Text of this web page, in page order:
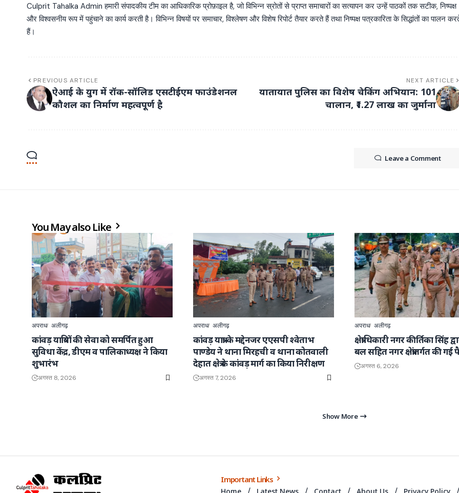
Culprit Tahalka Admin हमारी संपादकीय टीम का आधिकारिक प्रोफ़ाइल है, जो विभिन्न स्रोतों से प्राप्त समाचारों का सत्यापन कर उन्हें पाठकों तक सटीक, निष्पक्ष
और विश्वसनीय रूप में पहुंचाने का कार्य करती है। विभिन्न विषयों पर समाचार, विश्लेषण और विशेष रिपोर्ट तैयार करते हैं तथा निष्पक्ष पत्रकारिता के सिद्धांतों का पालन
हैं।
PREVIOUS ARTICLE
ऐआई के युग में रॉक-सॉलिड एसटीईएम फाउंडेशनल
कौशल का निर्माण महत्वपूर्ण है
NEXT ARTICLE
यातायात पुलिस का विशेष चेकिंग अभियान: 101
चालान, ₹1.27 लाख का जुर्माना
Leave a Comment
You May also Like
अपराध अलीगढ़
कांवड़ यात्रियों की सेवा को समर्पित हुआ
सुविधा केंद्र, डीएम व पालिकाध्यक्ष ने किया
शुभारंभ
अगस्त 8, 2026
अपराध अलीगढ़
कांवड़ यात्रा के मद्देनजर एएसपी श्वेताभ
पाण्डेय ने थाना मिरहची व थाना कोतवाली
देहात क्षेत्र के कांवड़ मार्ग का किया निरीक्षण
अगस्त 7, 2026
अपराध अलीगढ़
क्षेत्राधिकारी नगर कीर्तिका सिंह
बल सहित नगर क्षेत्रांतर्गत की
अगस्त 6, 2026
Show More
Important Links